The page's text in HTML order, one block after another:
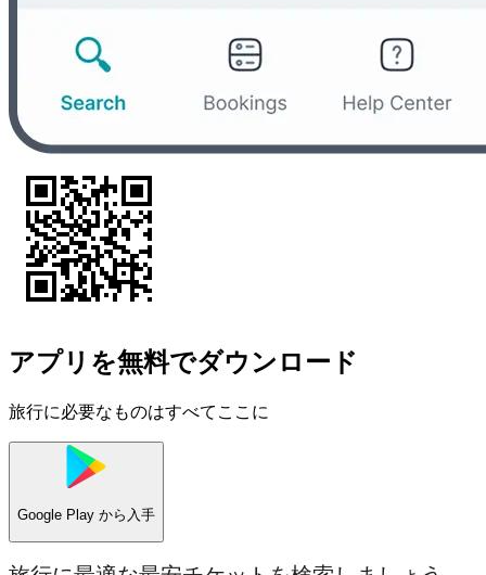
アプリを無料でダウンロード
旅行に必要なものはすべてここに
Google Play から入手